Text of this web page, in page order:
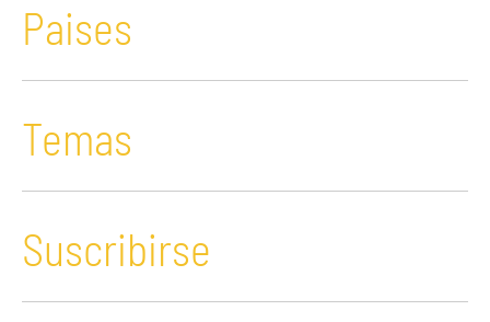
Paises
Temas
Suscribirse